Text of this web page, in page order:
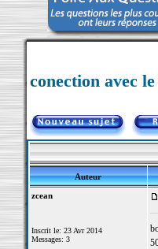
conection avec
Auteur
zcean
Inscrit le: 23 Avr 2014
Messages: 3